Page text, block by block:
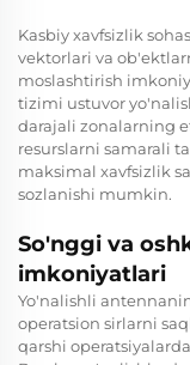
Kasbiy xavfsizlik
vektorlari va
moslashtirish
tizimi ustuvor
darajali zonalarning
resurslarni samarali
maksimal xavfsizlik
sozlanishi mumkin.
So'nggi va
imkoniyatlari
Yo'nalishli
operatsion sirlarni
qarshi